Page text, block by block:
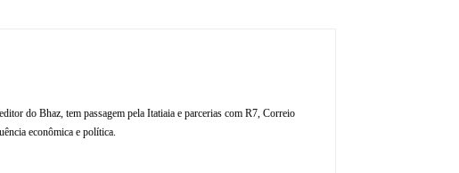
do Bhaz, tem passagem pela Itatiaia e parcerias com R7, Correio
econômica e política.